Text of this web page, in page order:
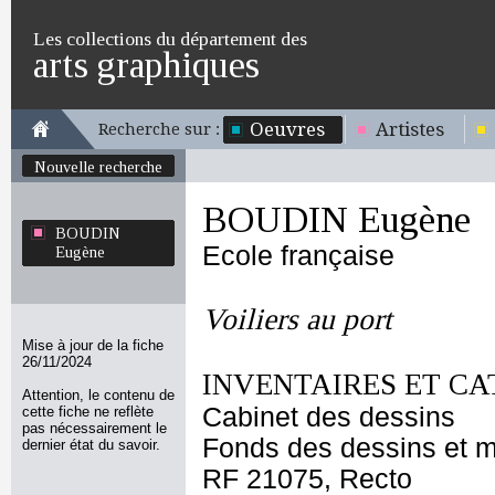
Les collections du département des
arts graphiques
Recherche sur : Oeuvres Artistes
Nouvelle recherche
BOUDIN
Eugène
Mise à jour de la fiche
26/11/2024
Attention, le contenu de
cette fiche ne reflète
pas nécessairement le
dernier état du savoir.
BOUDIN Eugène
Ecole française
Voiliers au port
INVENTAIRES ET
Cabinet des dessins
Fonds des dessins et
RF 21075, Recto